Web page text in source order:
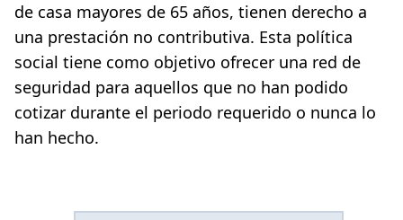
de casa mayores de 65 años, tienen derecho a
una prestación no contributiva. Esta política
social tiene como objetivo ofrecer una red de
seguridad para aquellos que no han podido
cotizar durante el periodo requerido o nunca lo
han hecho.